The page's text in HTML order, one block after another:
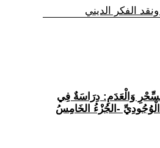
الفكر الديني
لِلسِّحْرِ وَالْعَدَمِ: دِرَاسَةٌ فِي
الْوُجُودِيِّ -الجُزْءُ الخَامِسُ